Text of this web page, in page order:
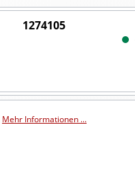
1274105
Mehr Informationen ...